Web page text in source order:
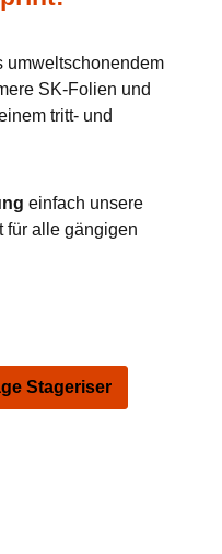
umweltschonendem
SK-Folien und
tritt- und
einfach unsere
für alle gängigen
Stageriser